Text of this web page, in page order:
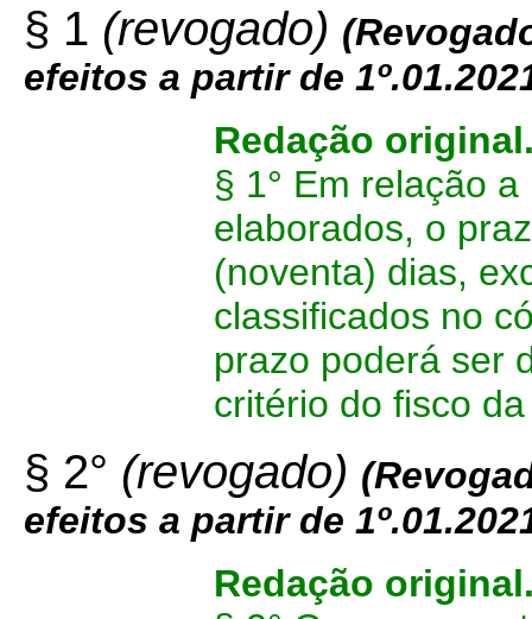
§ 1 (revogado) (
efeitos a partir de
Redação
§ 1° Em relação
elaborados, o
(noventa) dias,
classificados no
prazo poderá ser
critério do fisco
§ 2° (revogado) (
efeitos a partir de
Redação